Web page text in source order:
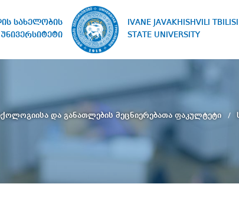
სახელობის
IVANE JAVAKHISHVILI TBILISI
STATE UNIVERSITY
და განათლების მეცნიერებათა ფაკულტეტი